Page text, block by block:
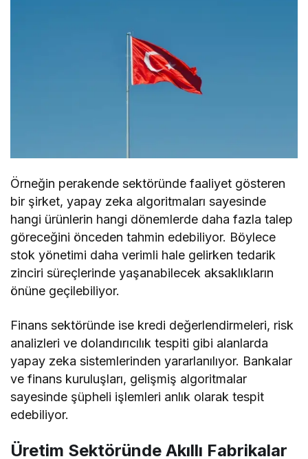
Örneğin perakende sektöründe faaliyet gösteren
bir şirket, yapay zeka algoritmaları sayesinde
hangi ürünlerin hangi dönemlerde daha fazla talep
göreceğini önceden tahmin edebiliyor. Böylece
stok yönetimi daha verimli hale gelirken tedarik
zinciri süreçlerinde yaşanabilecek aksaklıkların
önüne geçilebiliyor.
Finans sektöründe ise kredi değerlendirmeleri, risk
analizleri ve dolandırıcılık tespiti gibi alanlarda
yapay zeka sistemlerinden yararlanılıyor. Bankalar
ve finans kuruluşları, gelişmiş algoritmalar
sayesinde şüpheli işlemleri anlık olarak tespit
edebiliyor.
Üretim Sektöründe Akıllı Fabrikalar